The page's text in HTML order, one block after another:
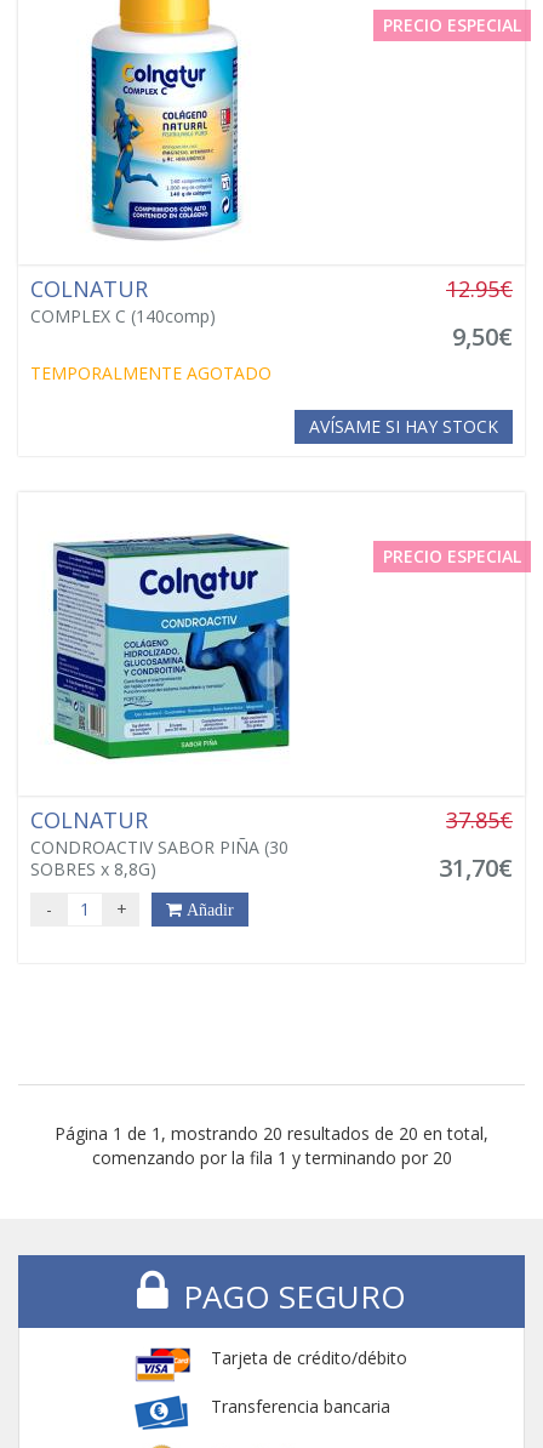
PRECIO ESPECIAL
COLNATUR
COMPLEX C (140comp)
12.95€
9,50€
TEMPORALMENTE AGOTADO
AVÍSAME SI HAY STOCK
PRECIO ESPECIAL
COLNATUR
CONDROACTIV SABOR PIÑA (30
SOBRES x 8,8G)
37.85€
31,70€
- + Añadir
Página 1 de 1, mostrando 20 resultados de 20 en total,
comenzando por la fila 1 y terminando por 20
PAGO SEGURO
Tarjeta de crédito/débito
Transferencia bancaria